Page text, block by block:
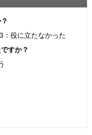
3：役に立たなかった
すか？